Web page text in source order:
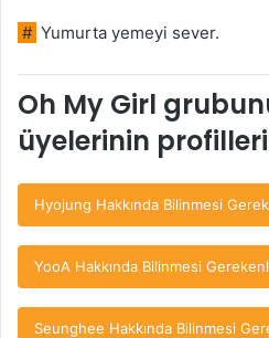
# Yumurta yemeyi sever.
Oh My Girl
üyelerinin
Hyojung Hakkında Bilinmesi
YooA Hakkında Bilinmesi
Seunghee Hakkında Bilinmesi